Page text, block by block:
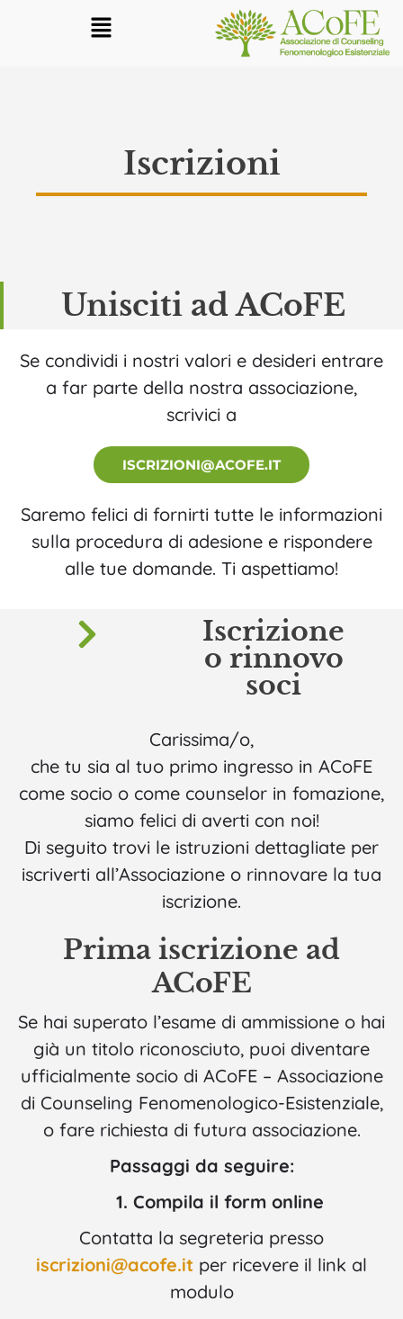
Iscrizioni
Unisciti ad ACoFE
Se condividi i nostri valori e desideri entrare
a far parte della nostra associazione,
scrivici a
ISCRIZIONI@ACOFE.IT
Saremo felici di fornirti tutte le informazioni
sulla procedura di adesione e rispondere
alle tue domande. Ti aspettiamo!
Iscrizione
o rinnovo
soci
Carissima/o,
che tu sia al tuo primo ingresso in ACoFE
come socio o come counselor in fomazione,
siamo felici di averti con noi!
Di seguito trovi le istruzioni dettagliate per
iscriverti all’Associazione o rinnovare la tua
iscrizione.
Prima iscrizione ad
ACoFE
Se hai superato l’esame di ammissione o hai
già un titolo riconosciuto, puoi diventare
ufficialmente socio di ACoFE – Associazione
di Counseling Fenomenologico-Esistenziale,
o fare richiesta di futura associazione.
Passaggi da seguire:
1. Compila il form online
Contatta la segreteria presso
iscrizioni@acofe.it per ricevere il link al
modulo